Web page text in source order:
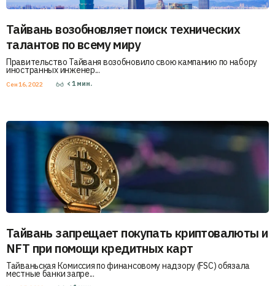
Тайвань возобновляет поиск технических
талантов по всему миру
Правительство Тайваня возобновило свою кампанию по набору
иностранных инженер...
Сен 16, 2022 < 1 мин.
Тайвань запрещает покупать криптовалюты и
NFT при помощи кредитных карт
Тайваньская Комиссия по финансовому надзору (FSC) обязала
местные банки запре...